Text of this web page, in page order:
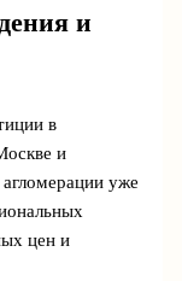
и
в
и
уже
цен и